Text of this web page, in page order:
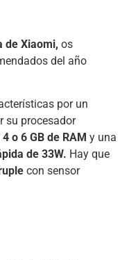
de Xiaomi, os
del año
por un
su procesador
4 o 6 GB de RAM y una
de 33W. Hay que
con sensor